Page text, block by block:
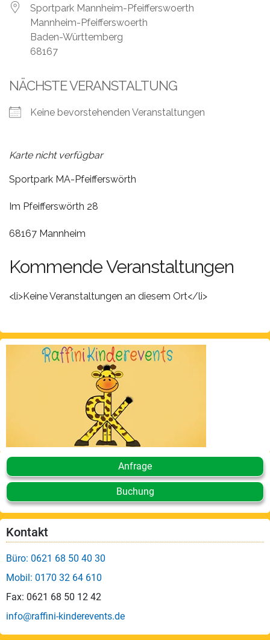
Über
uns
Events
Videos
Blog
Jobs
Partner/Links
Sportpark Mannheim-Pfeifferswoerth
Mannheim-Pfeifferswoerth
Baden-Württemberg
68167
NÄCHSTE VERANSTALTUNG
Keine bevorstehenden Veranstaltungen
Karte nicht verfügbar
Sportpark MA-Pfeifferswörth
Im Pfeifferswörth 28
68167 Mannheim
Kommende Veranstaltungen
<li>Keine Veranstaltungen an diesem Ort</li>
Anfrage
Buchung
Kontakt
Büro: 0621 68 50 40 30
Mobil: 0170 32 64 610
Fax: 0621 68 50 12 42
info@raffini-kinderevents.de